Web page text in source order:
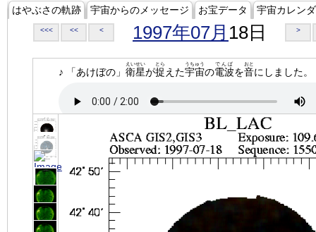
はやぶさの軌跡 宇宙からのメッセージ お宝データ 宇宙カレン
<<< << < 1997年07月 18日 >
♪ 「あけぼの」 衛星
えいせい
が捉
とら
えた宇宙
うちゅう
の電波
でんぱ
を音
おと
にしました。